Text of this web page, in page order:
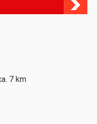
7 km